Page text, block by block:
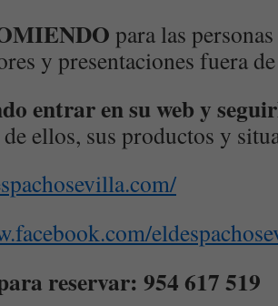
para las
y presentaciones fuera
entrar en su weby
de ellos, sus productos y
reservar: 954 617 519